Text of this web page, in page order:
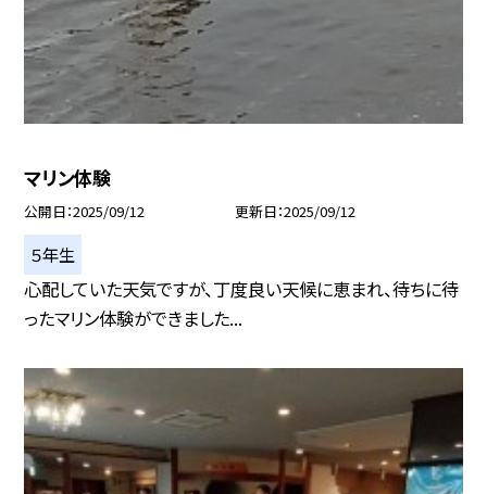
マリン体験
公開日 2025/09/12 更新日 2025/09/12
５年生
心配していた天気ですが、丁度良い天候に恵まれ、待ちに待
ったマリン体験ができました...